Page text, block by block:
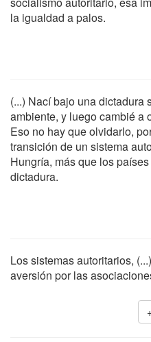
la igualdad a palos.
(...) Nací bajo una dictadura
ambiente, y luego cambié a
Eso no hay que olvidarlo,
transición de un sistema
Hungría, más que los
dictadura.
Los sistemas autoritarios,
aversión por las